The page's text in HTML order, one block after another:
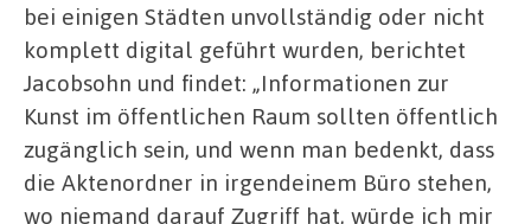
bei einigen Städten unvollständig oder nicht
komplett digital geführt wurden, berichtet
Jacobsohn und findet: „Informationen zur
Kunst im öffentlichen Raum sollten öffentlich
zugänglich sein, und wenn man bedenkt, dass
die Aktenordner in irgendeinem Büro stehen,
wo niemand darauf Zugriff hat, würde ich mir